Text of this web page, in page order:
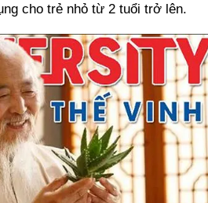
cho trẻ nhỏ từ 2 tuổi trở lên.